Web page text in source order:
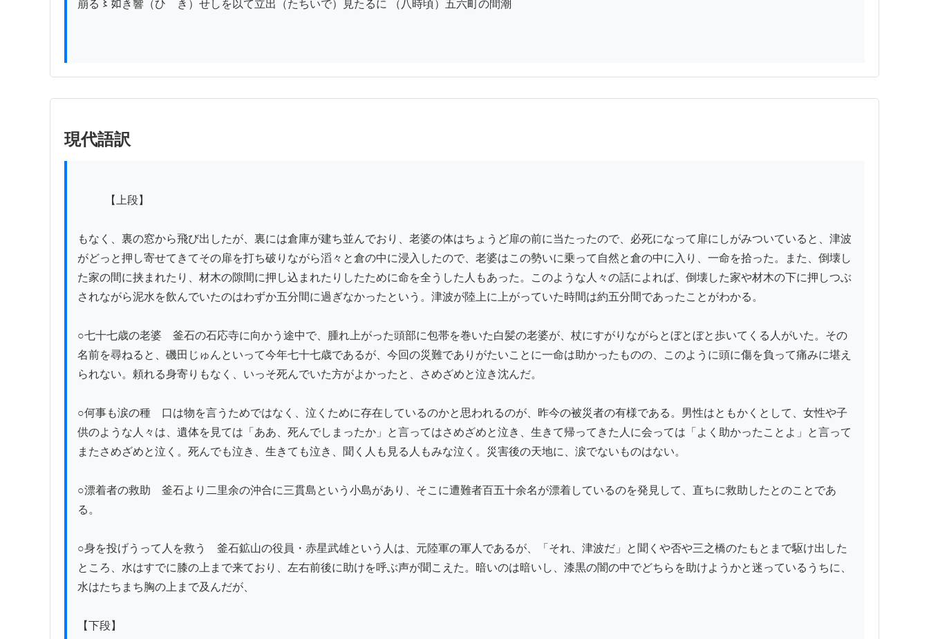
崩る〻如き響（ひゞき）せしを以て立出（たちいで）見たるに （八時頃）五六町の間潮
現代語訳
もなく、裏の窓から飛び出したが、裏には倉庫が建ち並んでおり、老婆の体はちょうど扉の前に当たったので、必死になって扉にしがみついていると、津波
がどっと押し寄せてきてその扉を打ち破りながら滔々と倉の中に浸入したので、老婆はこの勢いに乗って自然と倉の中に入り、一命を拾った。また、倒壊し
た家の間に挟まれたり、材木の隙間に押し込まれたりしたために命を全うした人もあった。このような人々の話によれば、倒壊した家や材木の下に押しつぶ
されながら泥水を飲んでいたのはわずか五分間に過ぎなかったという。津波が陸上に上がっていた時間は約五分間であったことがわかる。
○七十七歳の老婆　釜石の石応寺に向かう途中で、腫れ上がった頭部に包帯を巻いた白髪の老婆が、杖にすがりながらとぼとぼと歩いてくる人がいた。その
名前を尋ねると、磯田じゅんといって今年七十七歳であるが、今回の災難でありがたいことに一命は助かったものの、このように頭に傷を負って痛みに堪え
られない。頼れる身寄りもなく、いっそ死んでいた方がよかったと、さめざめと泣き沈んだ。
○何事も涙の種　口は物を言うためではなく、泣くために存在しているのかと思われるのが、昨今の被災者の有様である。男性はともかくとして、女性や子
供のような人々は、遺体を見ては「ああ、死んでしまったか」と言ってはさめざめと泣き、生きて帰ってきた人に会っては「よく助かったことよ」と言って
またさめざめと泣く。死んでも泣き、生きても泣き、聞く人も見る人もみな泣く。災害後の天地に、涙でないものはない。
○漂着者の救助　釜石より二里余の沖合に三貫島という小島があり、そこに遭難者百五十余名が漂着しているのを発見して、直ちに救助したとのことであ
る。
○身を投げうって人を救う　釜石鉱山の役員・赤星武雄という人は、元陸軍の軍人であるが、「それ、津波だ」と聞くや否や三之橋のたもとまで駆け出した
ところ、水はすでに膝の上まで来ており、左右前後に助けを呼ぶ声が聞こえた。暗いのは暗いし、漆黒の闇の中でどちらを助けようかと迷っているうちに、
水はたちまち胸の上まで及んだが、
【下段】